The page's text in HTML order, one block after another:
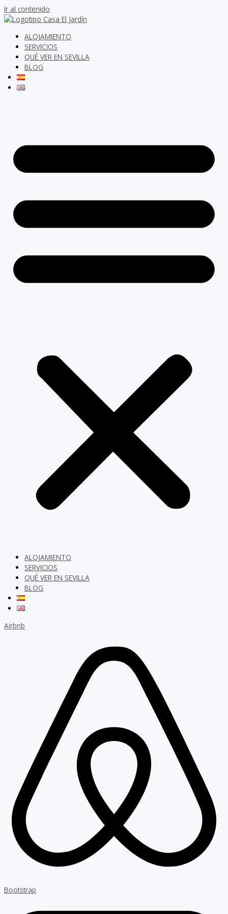
Ir al contenido
ALOJAMIENTO
SERVICIOS
QUÉ VER EN SEVILLA
BLOG
ALOJAMIENTO
SERVICIOS
QUÉ VER EN SEVILLA
BLOG
Airbnb
Bootstrap